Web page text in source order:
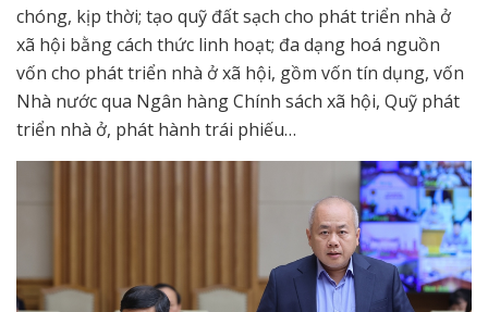
chóng, kịp thời; tạo quỹ đất sạch cho phát triển nhà ở
xã hội bằng cách thức linh hoạt; đa dạng hoá nguồn
vốn cho phát triển nhà ở xã hội, gồm vốn tín dụng, vốn
Nhà nước qua Ngân hàng Chính sách xã hội, Quỹ phát
triển nhà ở, phát hành trái phiếu…